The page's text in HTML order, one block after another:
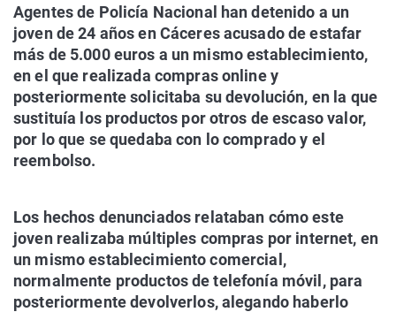
Agentes de Policía Nacional han detenido a un
joven de 24 años en Cáceres acusado de estafar
más de 5.000 euros a un mismo establecimiento,
en el que realizada compras online y
posteriormente solicitaba su devolución, en la que
sustituía los productos por otros de escaso valor,
por lo que se quedaba con lo comprado y el
reembolso.
Los hechos denunciados relataban cómo este
joven realizaba múltiples compras por internet, en
un mismo establecimiento comercial,
normalmente productos de telefonía móvil, para
posteriormente devolverlos, alegando haberlo